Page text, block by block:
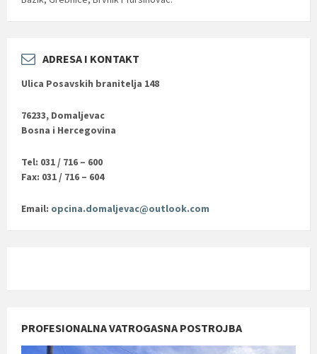
ADRESA I KONTAKT
Ulica Posavskih branitelja 148
76233, Domaljevac
Bosna i Hercegovina
Tel: 031 / 716 – 600
Fax: 031 / 716 – 604
Email: opcina.domaljevac@outlook.com
PROFESIONALNA VATROGASNA POSTROJBA